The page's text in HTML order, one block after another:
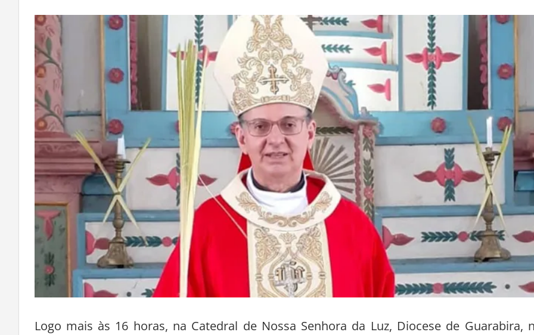
Logo mais às 16 horas, na Catedral de Nossa Senhora da Luz, Diocese de Guarabira,